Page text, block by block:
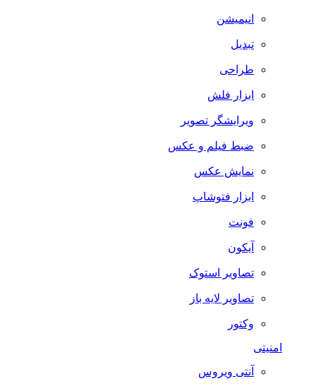
انیمیشن
تبدیل
طراحی
ابزار فلش
ویرایشگر تصویر
ضبط فيلم و عكس
نمایش عکس
ابزار فتوشاپ
فونت
آیکون
تصاویر استوک
تصاویر لایه باز
وکتور
امنیتی
آنتی ویروس